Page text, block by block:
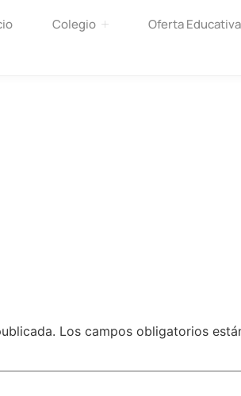
Colegio Oferta Educativa
Los campos obligatorios